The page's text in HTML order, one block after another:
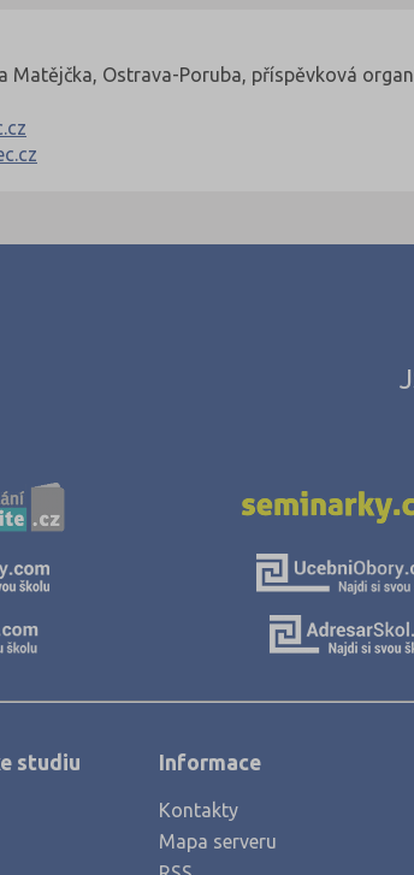
Matějčka, Ostrava-Poruba, příspěvková
studiu Informace
Kontakty
Mapa serveru